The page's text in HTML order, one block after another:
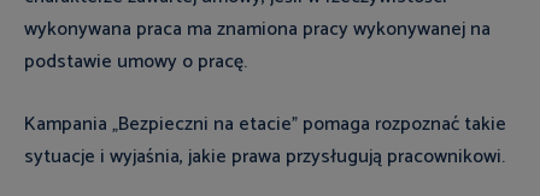
wykonywana praca ma znamiona pracy wykonywanej na
podstawie umowy o pracę.
Kampania „Bezpieczni na etacie” pomaga rozpoznać takie
sytuacje i wyjaśnia, jakie prawa przysługują pracownikowi.